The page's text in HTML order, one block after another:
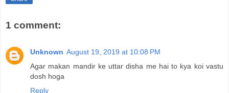
1 comment:
Unknown August 19, 2019 at 10:08 PM
Agar makan mandir ke uttar disha me hai to kya koi vastu
dosh hoga
Reply